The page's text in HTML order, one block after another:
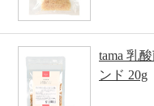
tama 乳
ンド 20g